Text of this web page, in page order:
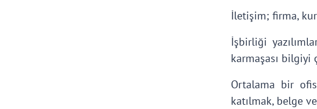
İletişim; firma,
İşbirliği
karmaşası bilgiyi
Ortalama bir
katılmak, belge